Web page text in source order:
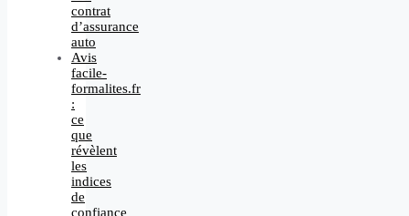
contrat
d’assurance
auto
Avis
facile-
formalites.fr
:
ce
que
révèlent
les
indices
de
confiance